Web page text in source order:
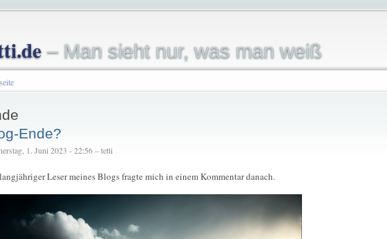
– Man sieht nur, was man weiß
Ende?
1. Juni 2023 - 22:56 – tetti
Leser meines Blogs fragte mich in einem Kommentar danach.